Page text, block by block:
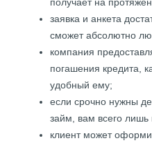
заявка и анкета
сможет абсолютно
компания
погашения кредита,
удобный ему;
если срочно нужны
займ, вам всего
клиент может